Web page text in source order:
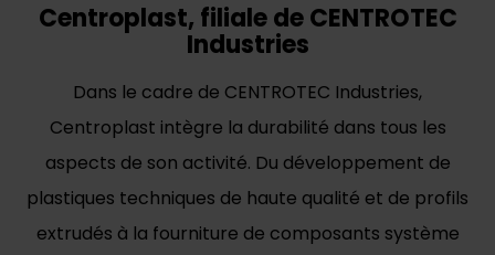
Centroplast, filiale de CENTROTEC
Industries
Dans le cadre de CENTROTEC Industries,
Centroplast intègre la durabilité dans tous les
aspects de son activité. Du développement de
plastiques techniques de haute qualité et de profils
extrudés à la fourniture de composants système